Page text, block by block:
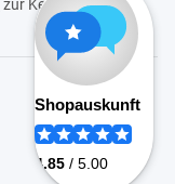
zur Kenntnis